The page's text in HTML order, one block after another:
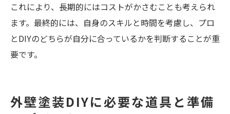
これにより、長期的にはコストがかさむことも考えられ
ます。最終的には、自身のスキルと時間を考慮し、プロ
とDIYのどちらが自分に合っているかを判断することが重
要です。
外壁塗装DIYに必要な道具と準備